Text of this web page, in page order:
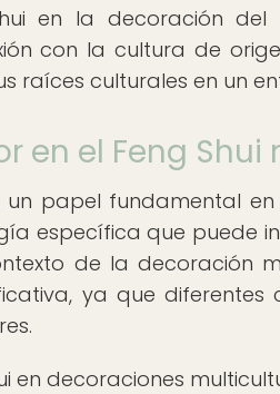
en la decoración
con la cultura de
raíces culturales en un
en el Feng
un papel fundamental
específica que puede
de la decoración
ya que
en decoraciones